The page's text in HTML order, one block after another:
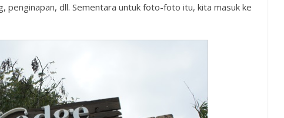
penginapan, dll. Sementara untuk foto-foto itu, kita masuk ke